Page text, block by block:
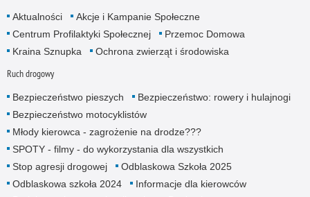
Aktualności
Akcje i Kampanie Społeczne
Centrum Profilaktyki Społecznej
Przemoc Domowa
Kraina Sznupka
Ochrona zwierząt i środowiska
Ruch drogowy
Bezpieczeństwo pieszych
Bezpieczeństwo: rowery i hulajnogi
Bezpieczeństwo motocyklistów
Młody kierowca - zagrożenie na drodze???
SPOTY - filmy - do wykorzystania dla wszystkich
Stop agresji drogowej
Odblaskowa Szkoła 2025
Odblaskowa szkoła 2024
Informacje dla kierowców